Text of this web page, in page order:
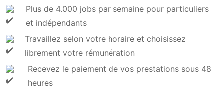
Plus de 4.000 jobs par semaine pour particuliers
et indépendants
Travaillez selon votre horaire et choisissez
librement votre rémunération
Recevez le paiement de vos prestations sous 48
heures